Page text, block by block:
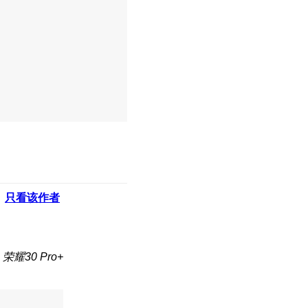
只看该作者
荣耀30 Pro+